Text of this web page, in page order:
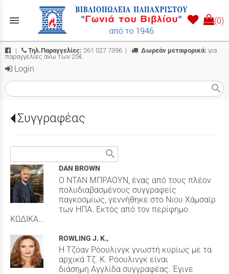
menu (0)
| Τηλ.Παραγγελίες: 261 027 7396 | Δωρεάν μεταφορικά: για
παραγγελίες άνω των 25€
Login
search
Συγγραφέας
search
DAN BROWN
Ο ΝΤΑΝ ΜΠΡΑΟΥΝ, ένας από τους πλέον
πολυδιαβασμένους συγγραφείς
παγκοσμίως, γεννήθηκε στο Νιου Χάμσαϊρ
των ΗΠΑ. Εκτός από τον περίφημο
ΚΩΔΙΚΑ...
ROWLING J. K.,
Η Τζόαν Ρόουλινγκ γνωστή κυρίως με τα
αρχικά Τζ. Κ. Ρόουλινγκ είναι
διάσημη Αγγλίδα συγγραφέας. Έγινε